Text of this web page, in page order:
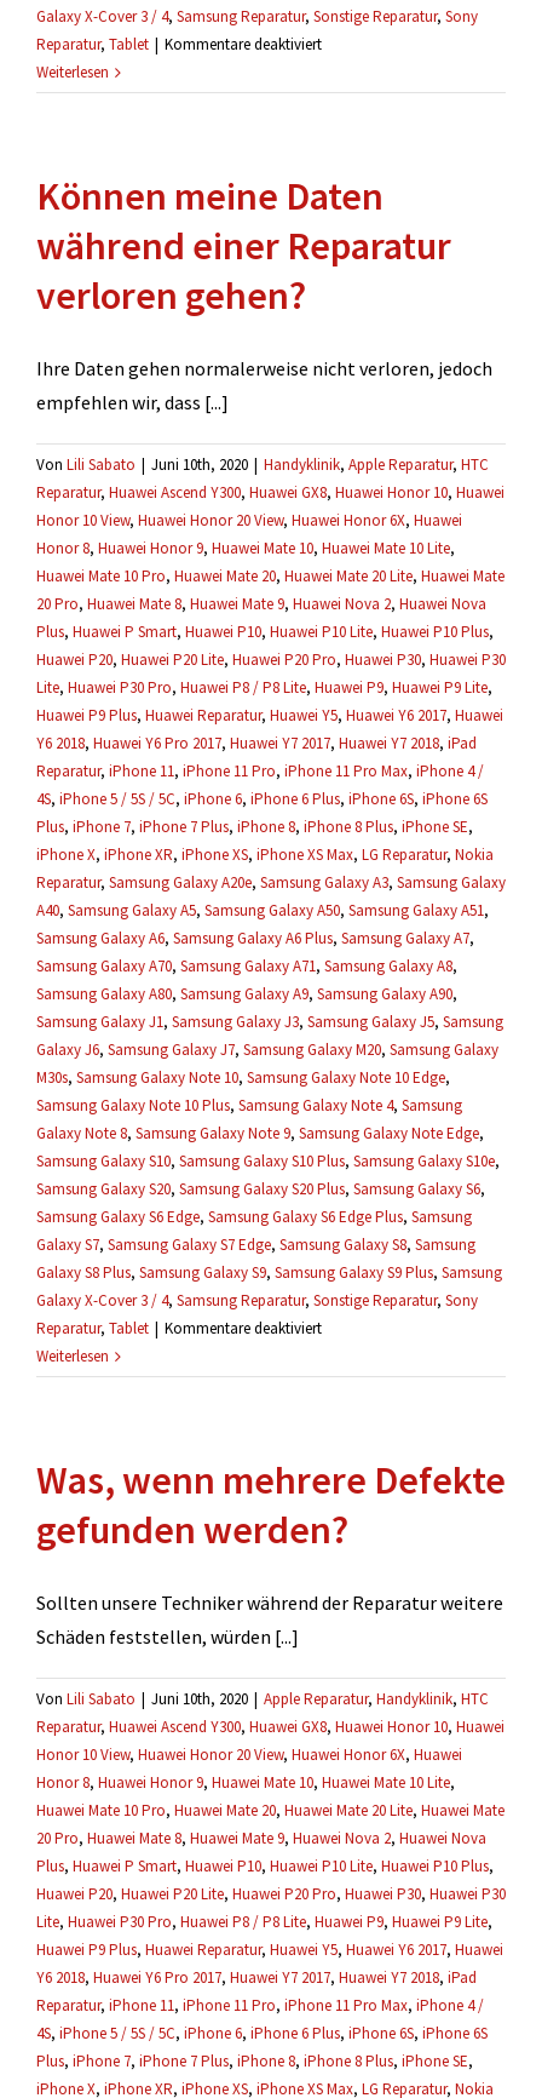
Galaxy X-Cover 3 / 4, Samsung Reparatur, Sonstige Reparatur, Sony
Reparatur, Tablet | Kommentare deaktiviertfür
es
auf
Reparaturen?
Weiterlesen
Können meine Daten
während einer Reparatur
verloren gehen?
Ihre Daten gehen normalerweise nicht verloren, jedoch
empfehlen wir, dass [...]
Von Lili Sabato | Juni 10th, 2020 | Handyklinik, Apple Reparatur, HTC
Reparatur, Huawei Ascend Y300, Huawei GX8, Huawei Honor 10, Huawei
Honor 10 View, Huawei Honor 20 View, Huawei Honor 6X, Huawei
Honor 8, Huawei Honor 9, Huawei Mate 10, Huawei Mate 10 Lite,
Huawei Mate 10 Pro, Huawei Mate 20, Huawei Mate 20 Lite, Huawei Mate
20 Pro, Huawei Mate 8, Huawei Mate 9, Huawei Nova 2, Huawei Nova
Plus, Huawei P Smart, Huawei P10, Huawei P10 Lite, Huawei P10 Plus,
Huawei P20, Huawei P20 Lite, Huawei P20 Pro, Huawei P30, Huawei P30
Lite, Huawei P30 Pro, Huawei P8 / P8 Lite, Huawei P9, Huawei P9 Lite,
Huawei P9 Plus, Huawei Reparatur, Huawei Y5, Huawei Y6 2017, Huawei
Y6 2018, Huawei Y6 Pro 2017, Huawei Y7 2017, Huawei Y7 2018, iPad
Reparatur, iPhone 11, iPhone 11 Pro, iPhone 11 Pro Max, iPhone 4 /
4S, iPhone 5 / 5S / 5C, iPhone 6, iPhone 6 Plus, iPhone 6S, iPhone 6S
Plus, iPhone 7, iPhone 7 Plus, iPhone 8, iPhone 8 Plus, iPhone SE,
iPhone X, iPhone XR, iPhone XS, iPhone XS Max, LG Reparatur, Nokia
Reparatur, Samsung Galaxy A20e, Samsung Galaxy A3, Samsung Galaxy
A40, Samsung Galaxy A5, Samsung Galaxy A50, Samsung Galaxy A51,
Samsung Galaxy A6, Samsung Galaxy A6 Plus, Samsung Galaxy A7,
Samsung Galaxy A70, Samsung Galaxy A71, Samsung Galaxy A8,
Samsung Galaxy A80, Samsung Galaxy A9, Samsung Galaxy A90,
Samsung Galaxy J1, Samsung Galaxy J3, Samsung Galaxy J5, Samsung
Galaxy J6, Samsung Galaxy J7, Samsung Galaxy M20, Samsung Galaxy
M30s, Samsung Galaxy Note 10, Samsung Galaxy Note 10 Edge,
Samsung Galaxy Note 10 Plus, Samsung Galaxy Note 4, Samsung
Galaxy Note 8, Samsung Galaxy Note 9, Samsung Galaxy Note Edge,
Samsung Galaxy S10, Samsung Galaxy S10 Plus, Samsung Galaxy S10e,
Samsung Galaxy S20, Samsung Galaxy S20 Plus, Samsung Galaxy S6,
Samsung Galaxy S6 Edge, Samsung Galaxy S6 Edge Plus, Samsung
Galaxy S7, Samsung Galaxy S7 Edge, Samsung Galaxy S8, Samsung
Galaxy S8 Plus, Samsung Galaxy S9, Samsung Galaxy S9 Plus, Samsung
Galaxy X-Cover 3 / 4, Samsung Reparatur, Sonstige Reparatur, Sony
Reparatur, Tablet | Kommentare deaktiviertfür
meine
Reparatur
verloren
gehen?
Weiterlesen
Was, wenn mehrere Defekte
gefunden werden?
Sollten unsere Techniker während der Reparatur weitere
Schäden feststellen, würden [...]
Von Lili Sabato | Juni 10th, 2020 | Apple Reparatur, Handyklinik, HTC
Reparatur, Huawei Ascend Y300, Huawei GX8, Huawei Honor 10, Huawei
Honor 10 View, Huawei Honor 20 View, Huawei Honor 6X, Huawei
Honor 8, Huawei Honor 9, Huawei Mate 10, Huawei Mate 10 Lite,
Huawei Mate 10 Pro, Huawei Mate 20, Huawei Mate 20 Lite, Huawei Mate
20 Pro, Huawei Mate 8, Huawei Mate 9, Huawei Nova 2, Huawei Nova
Plus, Huawei P Smart, Huawei P10, Huawei P10 Lite, Huawei P10 Plus,
Huawei P20, Huawei P20 Lite, Huawei P20 Pro, Huawei P30, Huawei P30
Lite, Huawei P30 Pro, Huawei P8 / P8 Lite, Huawei P9, Huawei P9 Lite,
Huawei P9 Plus, Huawei Reparatur, Huawei Y5, Huawei Y6 2017, Huawei
Y6 2018, Huawei Y6 Pro 2017, Huawei Y7 2017, Huawei Y7 2018, iPad
Reparatur, iPhone 11, iPhone 11 Pro, iPhone 11 Pro Max, iPhone 4 /
4S, iPhone 5 / 5S / 5C, iPhone 6, iPhone 6 Plus, iPhone 6S, iPhone 6S
Plus, iPhone 7, iPhone 7 Plus, iPhone 8, iPhone 8 Plus, iPhone SE,
iPhone X, iPhone XR, iPhone XS, iPhone XS Max, LG Reparatur, Nokia